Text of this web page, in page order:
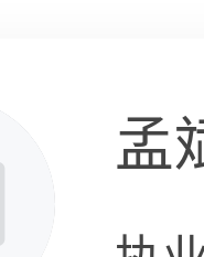
孟